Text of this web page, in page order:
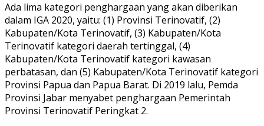
Ada lima kategori penghargaan yang akan diberikan
dalam IGA 2020, yaitu: (1) Provinsi Terinovatif, (2)
Kabupaten/Kota Terinovatif, (3) Kabupaten/Kota
Terinovatif kategori daerah tertinggal, (4)
Kabupaten/Kota Terinovatif kategori kawasan
perbatasan, dan (5) Kabupaten/Kota Terinovatif kategori
Provinsi Papua dan Papua Barat. Di 2019 lalu, Pemda
Provinsi Jabar menyabet penghargaan Pemerintah
Provinsi Terinovatif Peringkat 2.